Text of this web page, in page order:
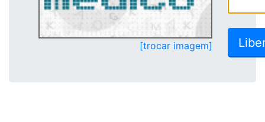
[trocar imagem]